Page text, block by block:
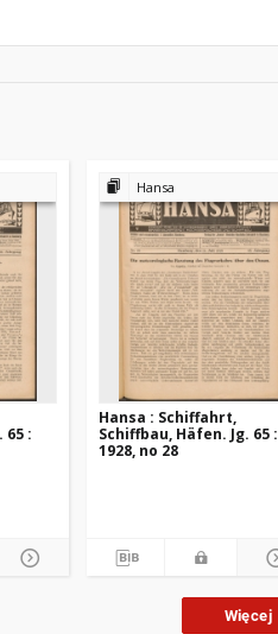
65 :
Hansa
Hansa : Schiffahrt,
Schiffbau, Häfen. Jg. 65 :
1928, no 28
Więcej